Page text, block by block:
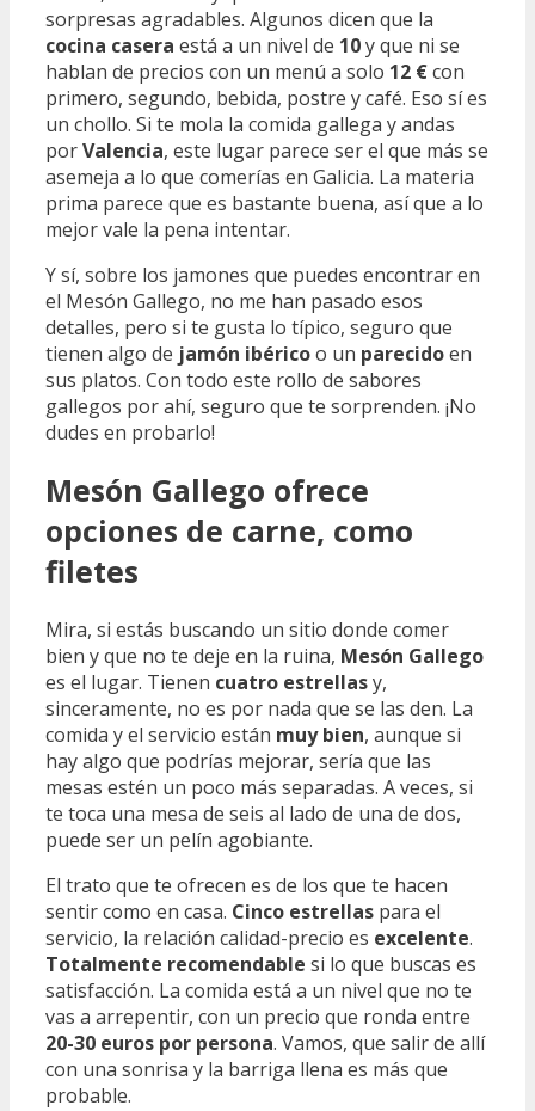
sorpresas agradables. Algunos dicen que la
cocina casera está a un nivel de 10y que ni se
hablan de precios con un menú a solo 12 €con
primero, segundo, bebida, postre y café. Eso sí es
un chollo. Si te mola la comida gallega y andas
porValencia, este lugar parece ser el que más se
asemeja a lo que comerías en Galicia. La materia
prima parece que es bastante buena, así que a lo
mejor vale la pena intentar.
Y sí, sobre los jamones que puedes encontrar en
el Mesón Gallego, no me han pasado esos
detalles, pero si te gusta lo típico, seguro que
tienen algo de jamón ibéricoo un parecidoen
sus platos. Con todo este rollo de sabores
gallegos por ahí, seguro que te sorprenden. ¡No
dudes en probarlo!
Mesón Gallego ofrece
opciones de carne, como
filetes
Mira, si estás buscando un sitio donde comer
bien y que no te deje en la ruina, Mesón Gallego
es el lugar. Tienen cuatro estrellasy,
sinceramente, no es por nada que se las den. La
comida y el servicio están muy bien, aunque si
hay algo que podrías mejorar, sería que las
mesas estén un poco más separadas. A veces, si
te toca una mesa de seis al lado de una de dos,
puede ser un pelín agobiante.
El trato que te ofrecen es de los que te hacen
sentir como en casa. Cinco estrellas para el
servicio, la relación calidad-precio es excelente.
Totalmente recomendable si lo que buscas es
satisfacción. La comida está a un nivel que no te
vas a arrepentir, con un precio que ronda entre
20-30 euros por persona. Vamos, que salir de allí
con una sonrisa y la barriga llena es más que
probable.